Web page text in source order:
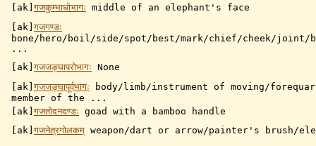
[ak]गजकुम्भाधोभागः middle of an elephant's face
[ak]गजगण्डः
bone/hero/boil/side/spot/best/mark/chief/cheek/joint/
...
[ak]गजजङ्घापरोभागः None
[ak]गजजङ्घापूर्वभागः
body/limb/instrument of moving/
member of the ...
[ak]गजतोदनदण्डः goad with a bamboo handle
[ak]गजनेत्रगोलकम् weapon/dart or arrow/painter's brush/